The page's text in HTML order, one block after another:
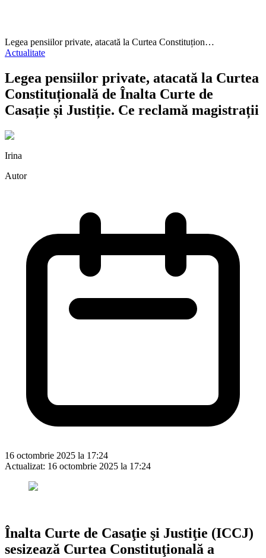
Legea pensiilor private, atacată la Curtea Constituțion…
Actualitate
Legea pensiilor private, atacată la Curtea
Constituțională de Înalta Curte de
Casație și Justiție. Ce reclamă magistrații
Irina
Autor
16 octombrie 2025 la 17:24
Actualizat: 16 octombrie 2025 la 17:24
Înalta Curte de Casaţie şi Justiţie (ICCJ)
sesizează Curtea Constituţională a